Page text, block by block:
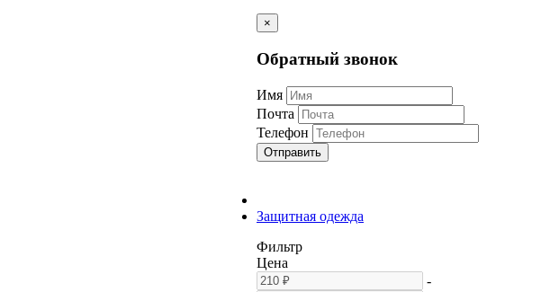
×
Обратный звонок
Имя
Почта
Телефон
Отправить
Защитная одежда
Фильтр
Цена
-